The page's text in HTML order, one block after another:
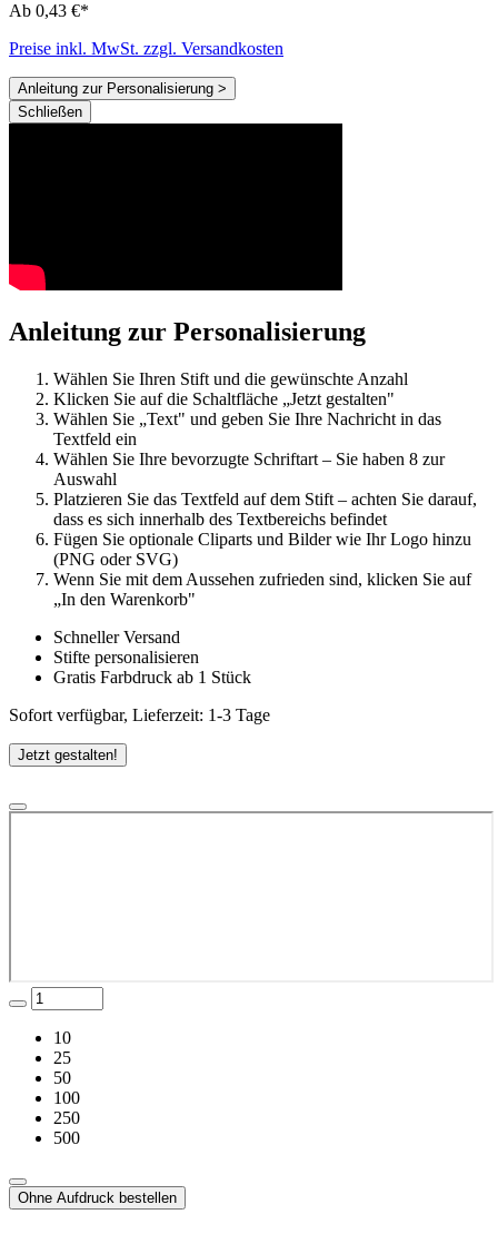
Ab 0,43 €*
Preise inkl. MwSt. zzgl. Versandkosten
Anleitung zur Personalisierung >
Schließen
Anleitung zur Personalisierung
Wählen Sie Ihren Stift und die gewünschte Anzahl
Klicken Sie auf die Schaltfläche „Jetzt gestalten"
Wählen Sie „Text" und geben Sie Ihre Nachricht in das
Textfeld ein
Wählen Sie Ihre bevorzugte Schriftart – Sie haben 8 zur
Auswahl
Platzieren Sie das Textfeld auf dem Stift – achten Sie darauf,
dass es sich innerhalb des Textbereichs befindet
Fügen Sie optionale Cliparts und Bilder wie Ihr Logo hinzu
(PNG oder SVG)
Wenn Sie mit dem Aussehen zufrieden sind, klicken Sie auf
„In den Warenkorb"
Schneller Versand
Stifte personalisieren
Gratis Farbdruck ab 1 Stück
Sofort verfügbar, Lieferzeit: 1-3 Tage
Jetzt gestalten!
10
25
50
100
250
500
Ohne Aufdruck bestellen